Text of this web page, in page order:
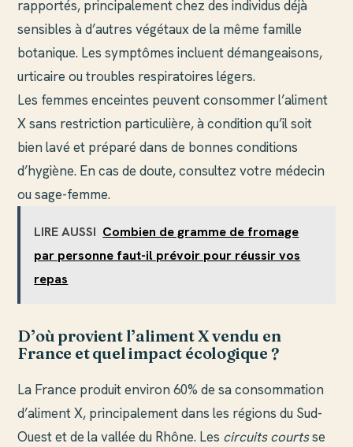
rapportés, principalement chez des individus déjà
sensibles à d’autres végétaux de la même famille
botanique. Les symptômes incluent démangeaisons,
urticaire ou troubles respiratoires légers.
Les femmes enceintes peuvent consommer l’aliment
X sans restriction particulière, à condition qu’il soit
bien lavé et préparé dans de bonnes conditions
d’hygiène. En cas de doute, consultez votre médecin
ou sage-femme.
LIRE AUSSI Combien de gramme de fromage
par personne faut-il prévoir pour réussir vos
repas
D’où provient l’aliment X vendu en
France et quel impact écologique ?
La France produit environ 60% de sa consommation
d’aliment X, principalement dans les régions du Sud-
Ouest et de la vallée du Rhône. Les circuits courtsse